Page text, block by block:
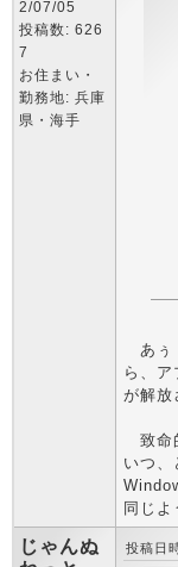
2/07/05
投稿数: 626
7
お住まい・
勤務地: 兵庫
県・海手
あぅ
ら、
が解放
致命
いつ、
同じよ
じゃんぬ
投稿日